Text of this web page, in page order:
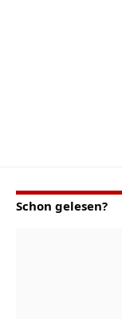
Schon gelesen?